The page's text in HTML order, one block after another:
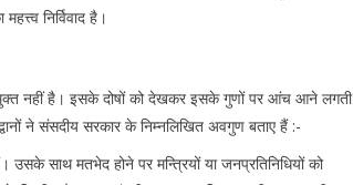
निर्विवाद है।
नहीं है। इसके दोषों को देखकर इसके गुणों पर आंच आने लगती
ने संसदीय सरकार के निम्नलिखित अवगुण बताए हैं :-
उसके साथ मतभेद होने पर मन्त्रियों या जनप्रतिनिधियों को